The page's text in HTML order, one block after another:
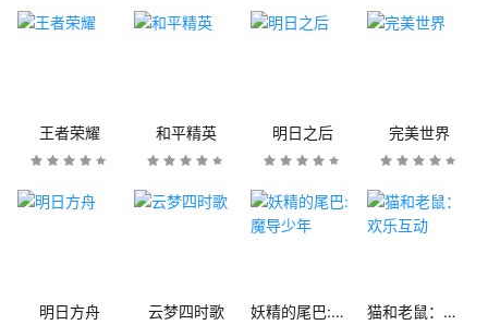
王者荣耀 和平精英 明日之后 完美世界
明日方舟 云梦四时歌 妖精的尾巴:魔导少年 猫和老鼠：欢乐互动